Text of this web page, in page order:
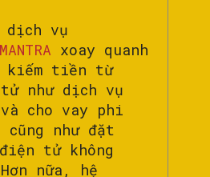
dịch vụ
xoay quanh
kiếm tiền từ
như dịch vụ
cho vay phi
như đặt
tử không
nữa, hệ